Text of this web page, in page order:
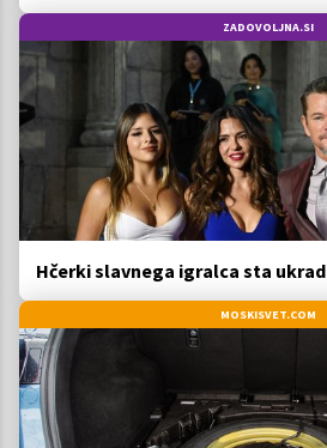
ZADOVOLJNA.SI
Hčerki slavnega igralca sta
MOSKISVET.COM